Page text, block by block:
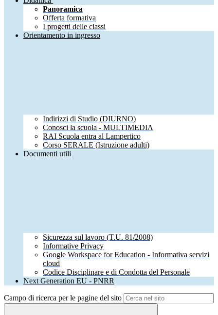
Panoramica
Offerta formativa
I progetti delle classi
Orientamento in ingresso
Indirizzi di Studio (DIURNO)
Conosci la scuola - MULTIMEDIA
RAI Scuola entra al Lampertico
Corso SERALE (Istruzione adulti)
Documenti utili
Sicurezza sul lavoro (T.U. 81/2008)
Informative Privacy
Google Workspace for Education - Informativa servizi
cloud
Codice Disciplinare e di Condotta del Personale
Next Generation EU - PNRR
Campo di ricerca per le pagine del sito